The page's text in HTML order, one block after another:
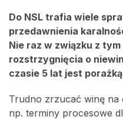
Do NSL trafia wiele
przedawnienia
Nie raz w związku z
rozstrzygnięcia o
czasie 5 lat jest
Trudno zrzucać winę na
np. terminy procesowe